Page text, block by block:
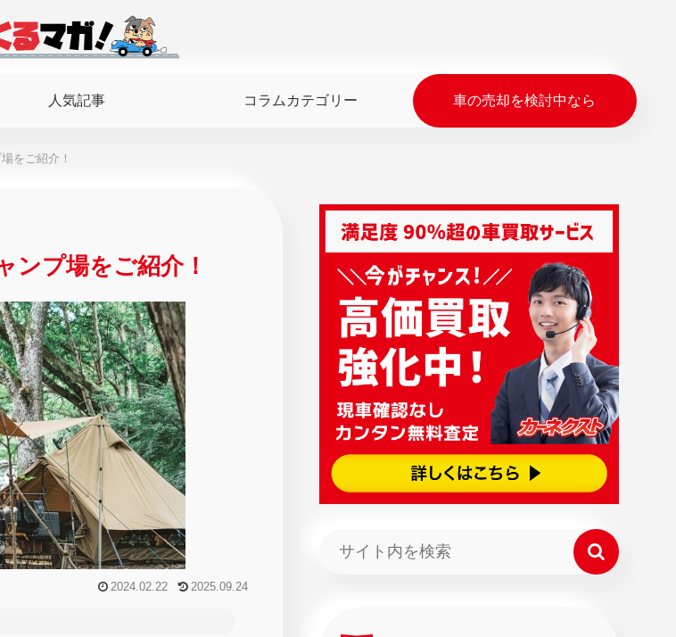
人気記事 コラムカテゴリー 車の売却を検討中なら
をご紹介！
ンプ場をご紹介！
2024.02.22 2025.09.24